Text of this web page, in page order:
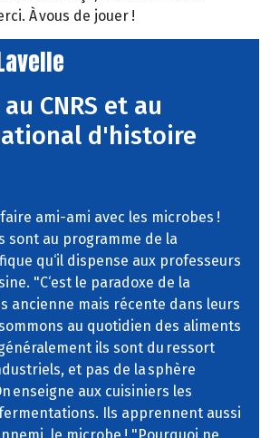
À vous de jouer !
CNRS et au
d'histoire
ami-ami avec les microbes !
sont au programme de la
qu‘il dispense aux professeurs
"C‘est le paradoxe de la
ancienne mais récente dans leurs
au quotidien des aliments
ils sont du ressort
et pas de la sphère
enseigne aux cuisiniers les
Ils apprennent aussi